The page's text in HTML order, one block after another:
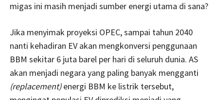
migas ini masih menjadi sumber energi utama di sana?
Jika menyimak proyeksi OPEC, sampai tahun 2040
nanti kehadiran EV akan mengkonversi penggunaan
BBM sekitar 6 juta barel per hari di seluruh dunia. AS
akan menjadi negara yang paling banyak mengganti
(replacement)energi BBM ke listrik tersebut,